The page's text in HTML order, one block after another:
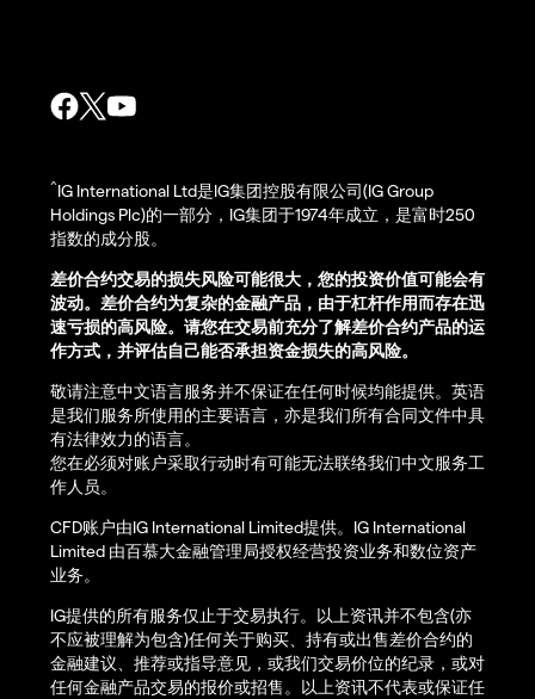
^IG International Ltd是IG集团控股有限公司(IG Group
Holdings Plc)的一部分，IG集团于1974年成立，是富时250
指数的成分股。
差价合约交易的损失风险可能很大，您的投资价值可能会有
波动。差价合约为复杂的金融产品，由于杠杆作用而存在迅
速亏损的高风险。请您在交易前充分了解差价合约产品的运
作方式，并评估自己能否承担资金损失的高风险。
敬请注意中文语言服务并不保证在任何时候均能提供。英语
是我们服务所使用的主要语言，亦是我们所有合同文件中具
有法律效力的语言。
您在必须对账户采取行动时有可能无法联络我们中文服务工
作人员。
CFD账户由IG International Limited提供。IG International
Limited 由百慕大金融管理局授权经营投资业务和数位资产
业务。
IG提供的所有服务仅止于交易执行。以上资讯并不包含(亦
不应被理解为包含)任何关于购买、持有或出售差价合约的
金融建议、推荐或指导意见，或我们交易价位的纪录，或对
任何金融产品交易的报价或招售。以上资讯不代表或保证任